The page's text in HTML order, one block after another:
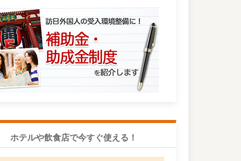
ホテルや飲食店で今すぐ使える！